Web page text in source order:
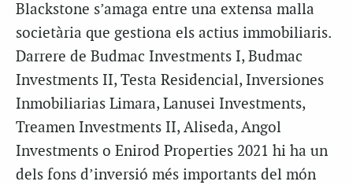
Blackstone s’amaga entre una extensa malla
societària que gestiona els actius immobiliaris.
Darrere de Budmac Investments I, Budmac
Investments II, Testa Residencial, Inversiones
Inmobiliarias Limara, Lanusei Investments,
Treamen Investments II, Aliseda, Angol
Investments o Enirod Properties 2021 hi ha un
dels fons d’inversió més importants del món